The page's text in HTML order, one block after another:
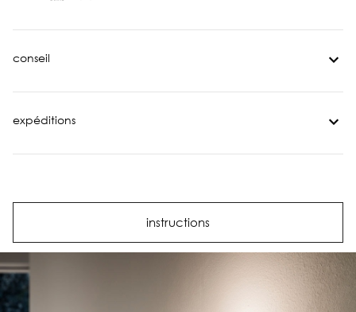
conseil
expéditions
instructions